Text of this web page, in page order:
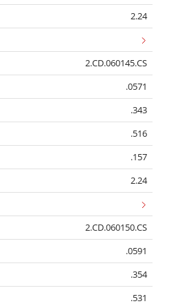
2.24
2.CD.060145.CS
.0571
.343
.516
.157
2.24
2.CD.060150.CS
.0591
.354
.531